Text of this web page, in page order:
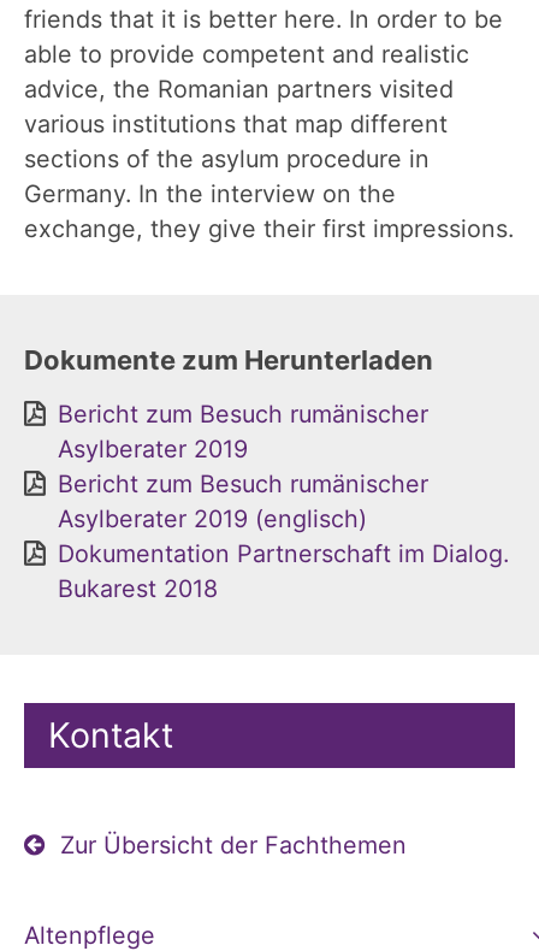
friends that it is better here. In order to be
able to provide competent and realistic
advice, the Romanian partners visited
various institutions that map different
sections of the asylum procedure in
Germany. In the interview on the
exchange, they give their first impressions.
Dokumente zum Herunterladen
Bericht zum Besuch rumänischer
Asylberater 2019
Bericht zum Besuch rumänischer
Asylberater 2019 (englisch)
Dokumentation Partnerschaft im Dialog.
Bukarest 2018
Kontakt
Zur Übersicht der Fachthemen
Altenpflege